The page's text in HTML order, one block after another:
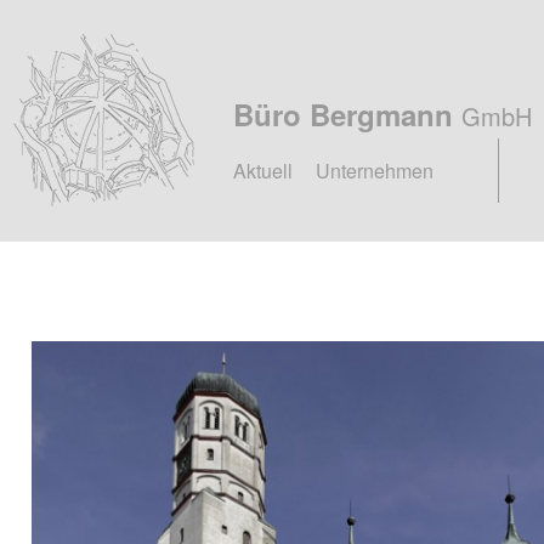
Büro Bergmann GmbH
Zum
primären
Zum
sekundären
Aktuell Unternehmen